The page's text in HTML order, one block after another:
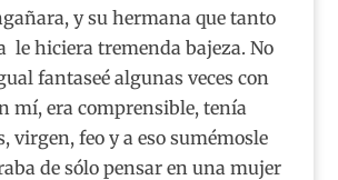
y su hermana que tanto
le hiciera tremenda bajeza. No
fantaseé algunas veces con
mí, era comprensible, tenía
virgen, feo y a eso sumémosle
de sólo pensar en una mujer